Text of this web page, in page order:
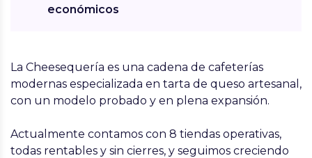
económicos
La Cheesequería es una cadena de cafeterías
modernas especializada en tarta de queso artesanal,
con un modelo probado y en plena expansión.
Actualmente contamos con 8 tiendas operativas,
todas rentables y sin cierres, y seguimos creciendo